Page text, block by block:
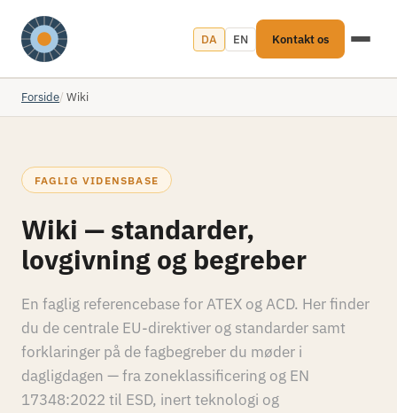
DA EN Kontakt os
Forside Wiki
FAGLIG VIDENSBASE
Wiki — standarder,
lovgivning og begreber
En faglig referencebase for ATEX og ACD. Her finder
du de centrale EU-direktiver og standarder samt
forklaringer på de fagbegreber du møder i
dagligdagen — fra zoneklassificering og EN
17348:2022 til ESD, inert teknologi og